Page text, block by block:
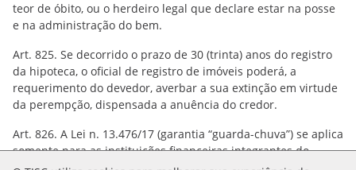
teor de óbito, ou o herdeiro legal que declare estar na posse
e na administração do bem.
Art. 825. Se decorrido o prazo de 30 (trinta) anos do registro
da hipoteca, o oficial de registro de imóveis poderá, a
requerimento do devedor, averbar a sua extinção em virtude
da perempção, dispensada a anuência do credor.
Art. 826. A Lei n. 13.476/17 (garantia “guarda-chuva”) se aplica
somente para as instituições financeiras integrantes do